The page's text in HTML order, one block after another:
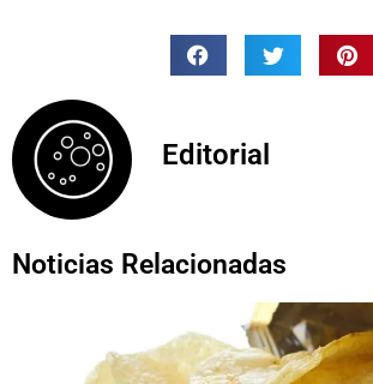
Editorial
Noticias Relacionadas